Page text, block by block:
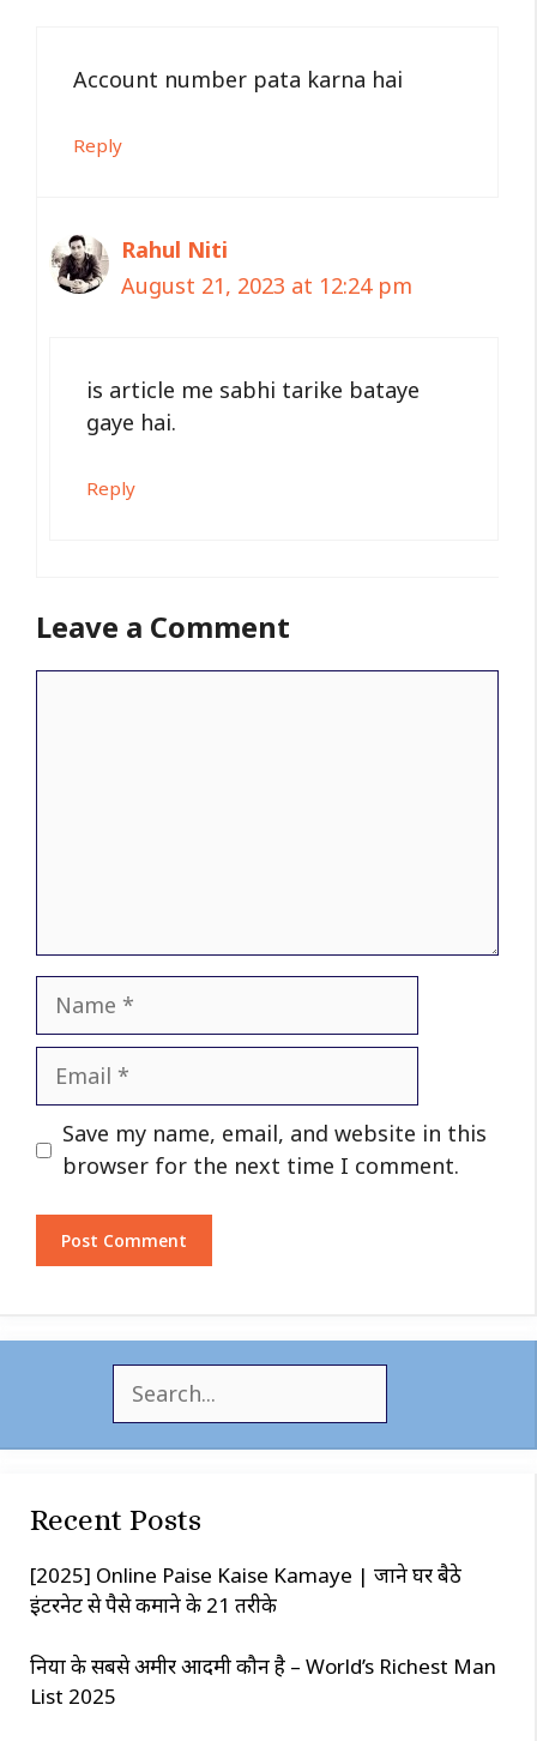
Account number pata karna hai
Reply
Rahul Niti
August 21, 2023 at 12:24 pm
is article me sabhi tarike bataye
gaye hai.
Reply
Leave a Comment
Name
Email
Website
Save my name, email, and website in this
browser for the next time I comment.
h
Recent Posts
[2025] Online Paise Kaise Kamaye | जाने घर बैठे
इंटरनेट से पैसे कमाने के 21 तरीके
दुनिया के सबसे अमीर आदमी कौन है – World’s Richest Man
List 2025